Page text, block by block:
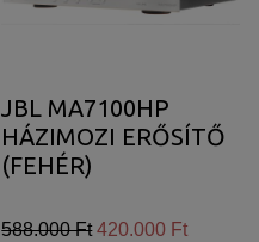
JBL MA7100HP
HÁZIMOZI ERŐSÍTŐ
(FEHÉR)
588.000 Ft 420.000 Ft